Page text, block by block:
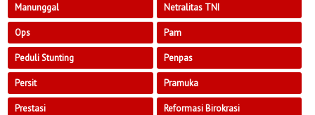
Manunggal Netralitas TNI
Ops Pam
Peduli Stunting Penpas
Persit Pramuka
Prestasi Reformasi Birokrasi